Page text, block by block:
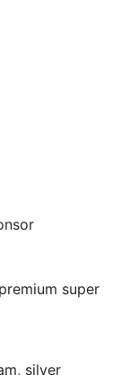
super
silver